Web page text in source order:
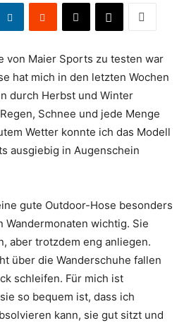
von Maier Sports zu testen war
hat mich in den letzten Wochen
durch Herbst und Winter
Schnee und jede Menge
Wetter konnte ich das Modell
ausgiebig in Augenschein
gute Outdoor-Hose besonders
Wandermonaten wichtig. Sie
aber trotzdem eng anliegen.
über die Wanderschuhe fallen
schleifen. Für mich ist
so bequem ist, dass ich
kann, sie gut sitzt und